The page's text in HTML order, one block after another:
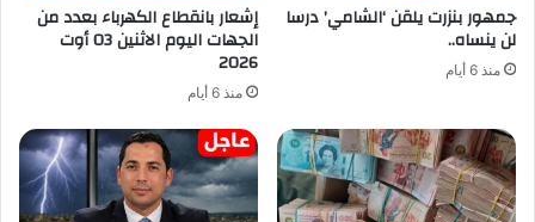
جمهور بنزرت يلقن ‘الشامي’ درسا
لن ينساه..
منذ 6 أيام
إشعار بانقطاع الكهرباء بعدد من
الجهات اليوم الاثنين 03 أوت
2026
منذ 6 أيام